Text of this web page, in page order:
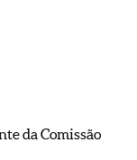
da Comissão